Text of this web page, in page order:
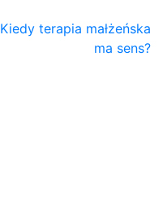
Kiedy terapia małżeńska
ma sens?